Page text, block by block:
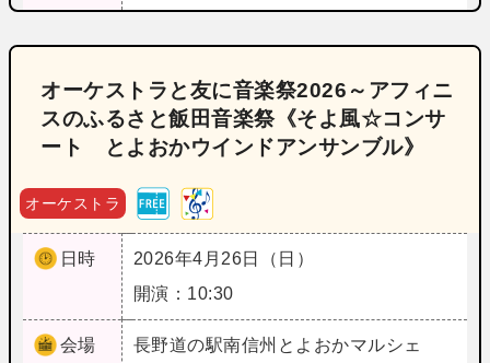
オーケストラと友に音楽祭2026～アフィニ
スのふるさと飯田音楽祭《そよ風☆コンサ
ート とよおかウインドアンサンブル》
オーケストラ
日時
2026年4月26日（日）
開演：10:30
会場 長野道の駅南信州とよおかマルシェ